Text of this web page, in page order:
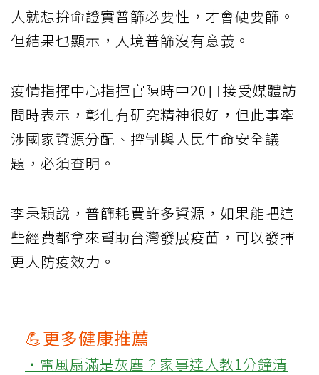
人就想拚命證實普篩必要性，才會硬要篩。
但結果也顯示，入境普篩沒有意義。
疫情指揮中心指揮官陳時中20日接受媒體訪
問時表示，彰化有研究精神很好，但此事牽
涉國家資源分配、控制與人民生命安全議
題，必須查明。
李秉穎說，普篩耗費許多資源，如果能把這
些經費都拿來幫助台灣發展疫苗，可以發揮
更大防疫效力。
💪更多健康推薦
‧電風扇滿是灰塵？家事達人教1分鐘清